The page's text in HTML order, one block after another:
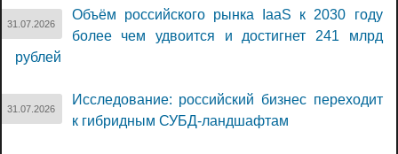
31.07.2026
Объём российского рынка IaaS к 2030 году
более чем удвоится и достигнет 241 млрд
рублей
31.07.2026
Исследование: российский бизнес переходит
к гибридным СУБД-ландшафтам